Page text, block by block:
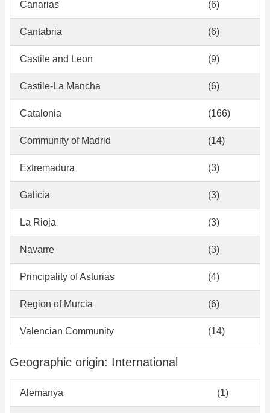
Canarias (6)
Cantabria (6)
Castile and Leon (9)
Castile-La Mancha (6)
Catalonia (166)
Community of Madrid (14)
Extremadura (3)
Galicia (3)
La Rioja (3)
Navarre (3)
Principality of Asturias (4)
Region of Murcia (6)
Valencian Community (14)
Geographic origin: International
Alemanya (1)